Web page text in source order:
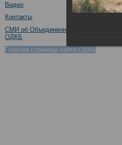
Видео
Контакты
СМИ об Объединенном штабе
ОДКБ
Главная страница сайта ОДКБ